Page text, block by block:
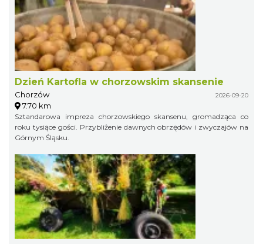
Dzień Kartofla w chorzowskim skansenie
Chorzów 2026-09-20
7.70 km
Sztandarowa impreza chorzowskiego skansenu, gromadząca co
roku tysiące gości. Przybliżenie dawnych obrzędów i zwyczajów na
Górnym Śląsku.